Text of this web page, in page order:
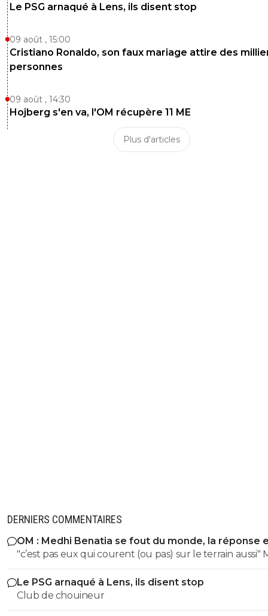
Le PSG arnaqué à Lens, ils disent stop
09 août , 15:00
Cristiano Ronaldo, son faux mariage attire des
personnes
09 août , 14:30
Hojberg s'en va, l'OM récupère 11 ME
Plus d'articles
DERNIERS COMMENTAIRES
OM : Medhi Benatia se fout du monde, la réponse
violente
"c’est pas eux qui courent (ou pas) sur le terrain aussi" Merci
pour l'info heureusement que tu est la 😘
Le PSG arnaqué à Lens, ils disent stop
Club de chouineur